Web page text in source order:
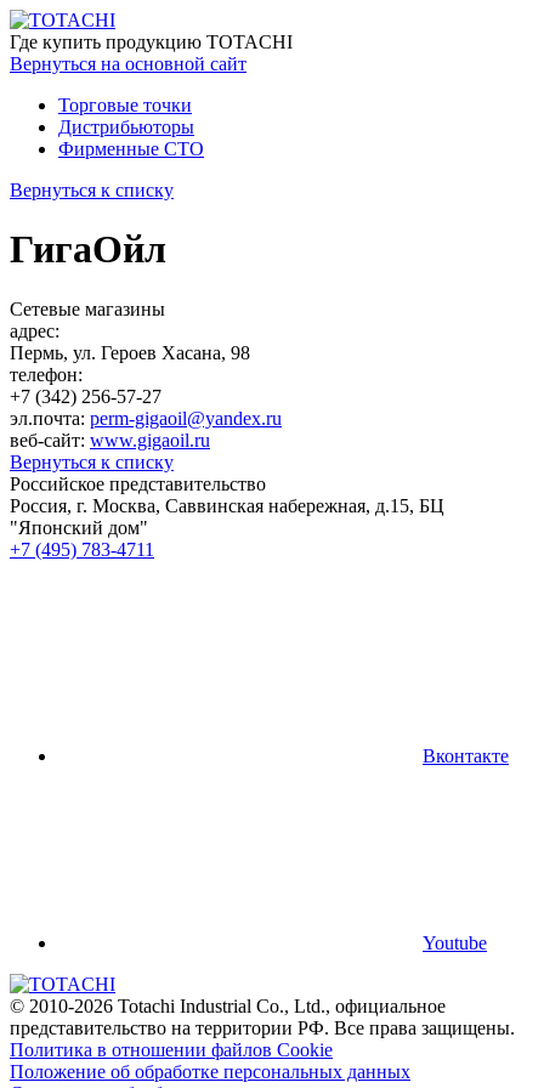
Где купить продукцию TOTACHI
Вернуться на основной сайт
Торговые точки
Дистрибьюторы
Фирменные СТО
Вернуться к списку
ГигаОйл
Сетевые магазины
адрес:
Пермь, ул. Героев Хасана, 98
телефон:
+7 (342) 256-57-27
эл.почта: perm-gigaoil@yandex.ru
веб-сайт: www.gigaoil.ru
Вернуться к списку
Российское представительство
Россия, г. Москва, Саввинская набережная, д.15, БЦ
"Японский дом"
+7 (495) 783-4711
Вконтакте
Youtube
© 2010-2026 Totachi Industrial Co., Ltd., официальное
представительство на территории РФ. Все права защищены.
Политика в отношении файлов Cookie
Положение об обработке персональных данных